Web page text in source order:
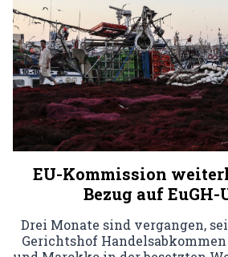
EU-Kommission
Bezug auf
Drei Monate sind vergangen,
Gerichtshof